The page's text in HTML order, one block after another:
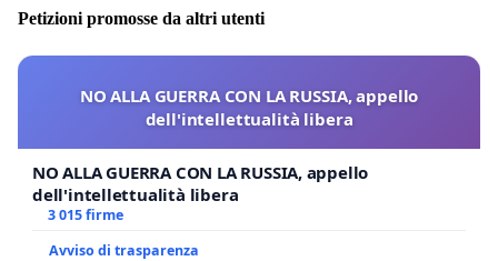
Petizioni promosse da altri utenti
NO ALLA GUERRA CON LA RUSSIA, appello
dell'intellettualità libera
NO ALLA GUERRA CON LA RUSSIA, appello
dell'intellettualità libera
3 015 firme
Avviso di trasparenza